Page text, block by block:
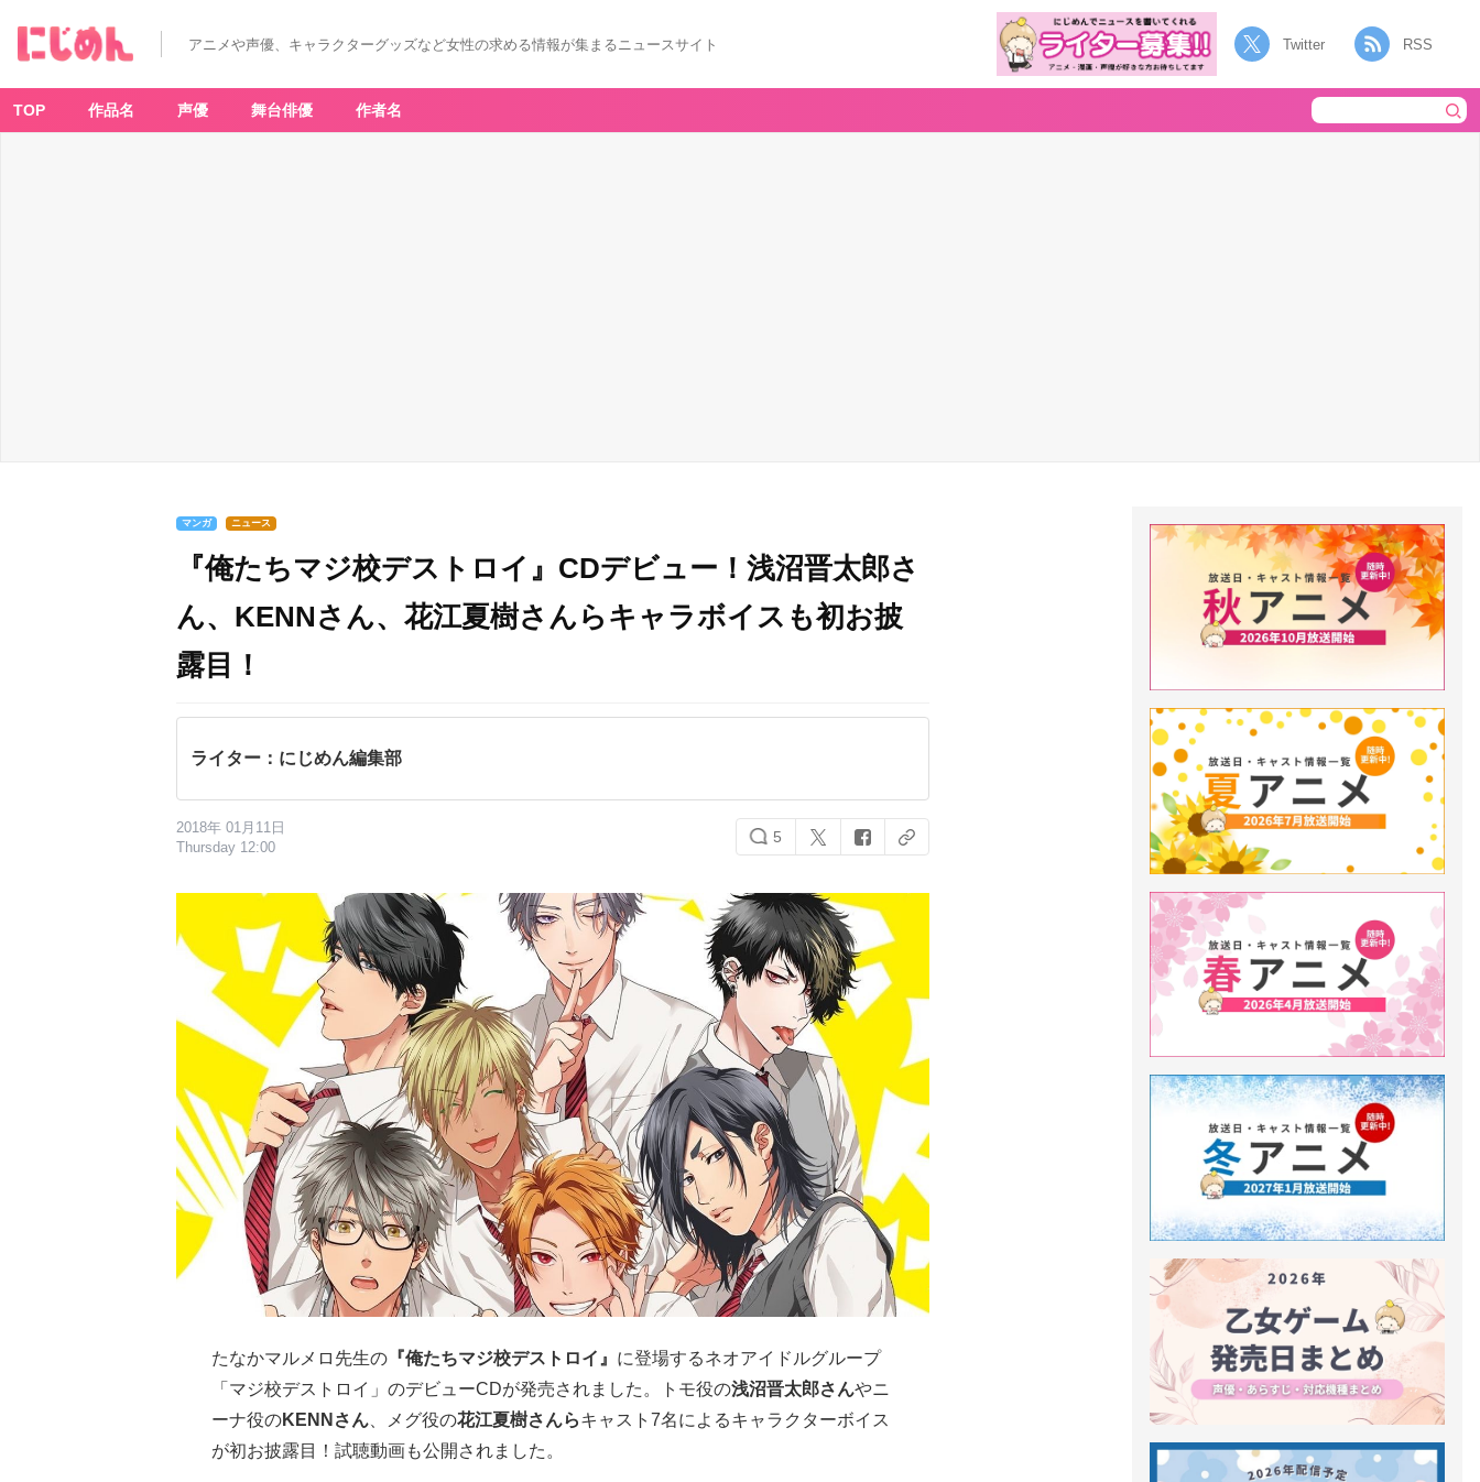
アニメや声優、キャラクターグッズなど女性の求める情報が集まるニュースサイト Twitter RSS
TOP 作品名 声優 舞台俳優 作者名
マンガ ニュース
『俺たちマジ校デストロイ』CDデビュー！浅沼晋太郎さ
ん、KENNさん、花江夏樹さんらキャラボイスも初お披
露目！
ライター：にじめん編集部
2018年 01月11日
Thursday 12:00
5
たなかマルメロ先生の 『俺たちマジ校デストロイ』 に登場するネオアイドルグループ
「マジ校デストロイ」のデビューCDが発売されました。トモ役の浅沼晋太郎さんやニ
ーナ役のKENNさん 、メグ役の花江夏樹さんらキャスト7名によるキャラクターボイス
が初お披露目！試聴動画も公開されました。